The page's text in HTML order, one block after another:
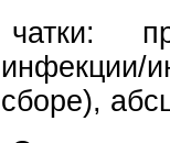
чатки:
инфекции/
сборе),